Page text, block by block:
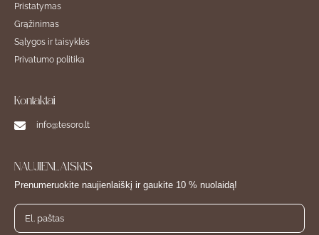
Pristatymas
Grąžinimas
Sąlygos ir taisyklės
Privatumo politika
Kontaktai
info@tesoro.lt
NAUJIENLAIŠKIS
Prenumeruokite naujienlaiškį ir gaukite 10 % nuolaidą!